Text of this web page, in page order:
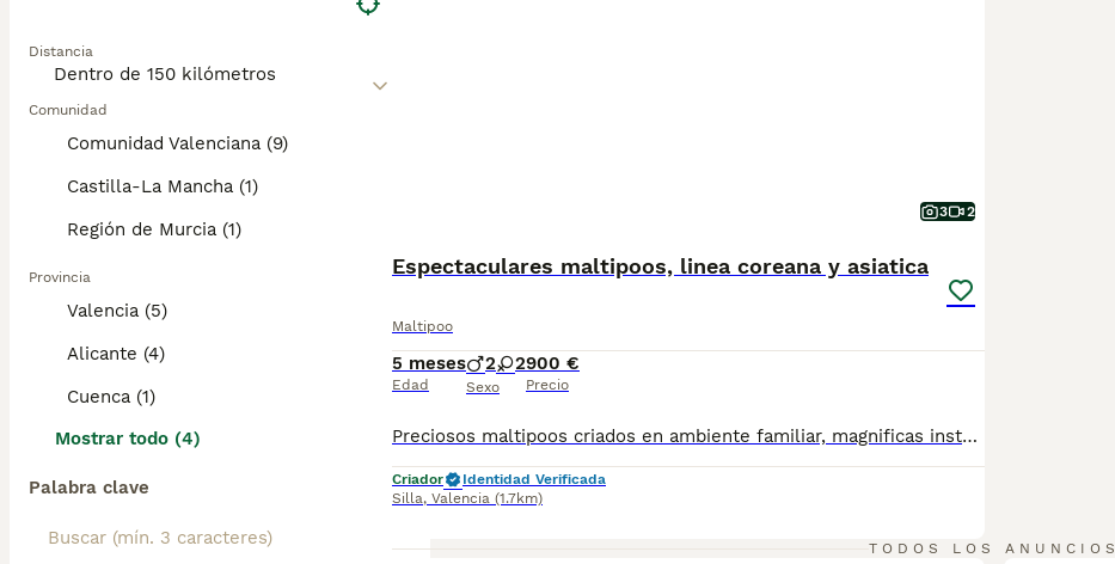
Distancia
Comunidad
Comunidad Valenciana (9)
Castilla-La Mancha (1)
Región de Murcia (1)
Provincia
Valencia (5)
Alicante (4)
Cuenca (1)
Mostrar todo (4)
Palabra clave
3 2
Espectaculares maltipoos, linea coreana y asiatica
Maltipoo
5 meses
Edad
2 2
Sexo
900 €
Precio
Preciosos maltipoos criados en ambiente familiar, magnificas instalaciones y muy bien sociabilizados🥰 maltipoos de las mejores lineas coreanas y asiaticas! Estamos cerca de Benidorm, Alicante, Castellon, Denia, Valencia, Madrid, Barcelona. 627887828 627/88/78/27 Nuestros peques se entregan vacunados, desparasitados, con microchip y pasaporte, con informe veterinario de salud, garantia virica y genética por escrito y pedigree opcional. 💯ATENCIÓN PERSONALIZADA💯 TELEFONO Y WHATSAPP 627/887/827, Si buscas exclusividad y calidad en todos los aspectos escribenos para mas info y no dudes en contactar con nosotros! Te atenderemos las 24h dia, los 365 dias del año!😄 OJO!🫱Los precios siempre serán variables segun fisionomia, sexo y color. Siguenos en Facebook y tiktok! Web Alelenellminiaturas.com OJO☝️Precios desde 1000e depende de sexo, color y fisionomia del ejemplar!
Criador
Identidad Verificada
Silla, Valencia (1.7km)
TODOS LOS ANUNCIOS